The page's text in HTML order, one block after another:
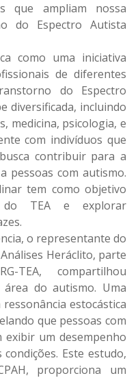
que ampliam nossa
do Espectro Autista
como uma iniciativa
de diferentes
do Espectro
diversificada, incluindo
medicina, psicologia, e
com indivíduos que
contribuir para a
pessoas com autismo.
tem como objetivo
do TEA e explorar
o representante do
Heráclito, parte
TEA, compartilhou
do autismo. Uma
estocástica
que pessoas com
um desempenho
Este estudo,
proporciona um